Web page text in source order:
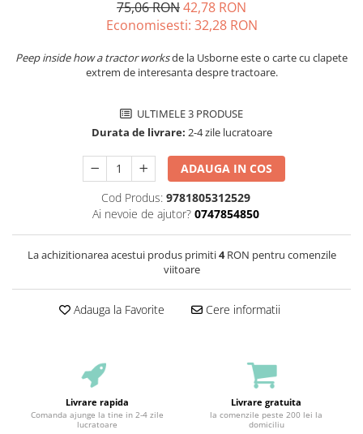
75,06 RON42,78 RON
Economisesti: 32,28 RON
Peep inside how a tractor worksde la Usborne este o carte cu clapete
extrem de interesanta despre tractoare.
ULTIMELE 3 PRODUSE
Durata de livrare: 2-4 zile lucratoare
ADAUGA IN COS
Cod Produs: 9781805312529
Ai nevoie de ajutor? 0747854850
La achizitionarea acestui produs primiti4RON pentru comenzile
viitoare
Adauga la Favorite Cere informatii
Livrare rapida
Comanda ajunge la tine in 2-4 zile
lucratoare
Livrare gratuita
la comenzile peste 200 lei la
domiciliu